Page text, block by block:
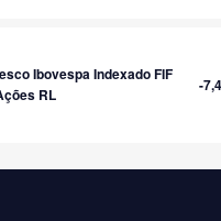
Ibovespa Indexado FIF
RL
-